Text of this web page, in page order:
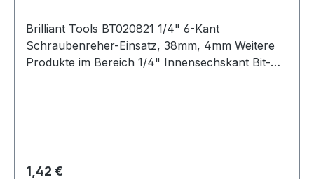
Brilliant Tools BT020821 1/4" 6-Kant
Schraubenreher-Einsatz, 38mm, 4mm Weitere
Produkte im Bereich 1/4" Innensechskant Bit-
Regulärer Preis:
1,42 €